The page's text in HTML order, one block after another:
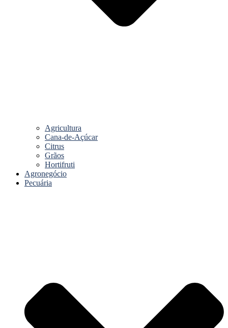
Agricultura
Cana-de-Açúcar
Citrus
Grãos
Hortifruti
Agronegócio
Pecuária